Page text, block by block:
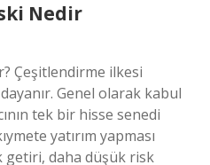
Nedir
Çeşitlendirme ilkesi
Genel olarak kabul
tek bir hisse senedi
yatırım yapması
getiri, daha düşük risk